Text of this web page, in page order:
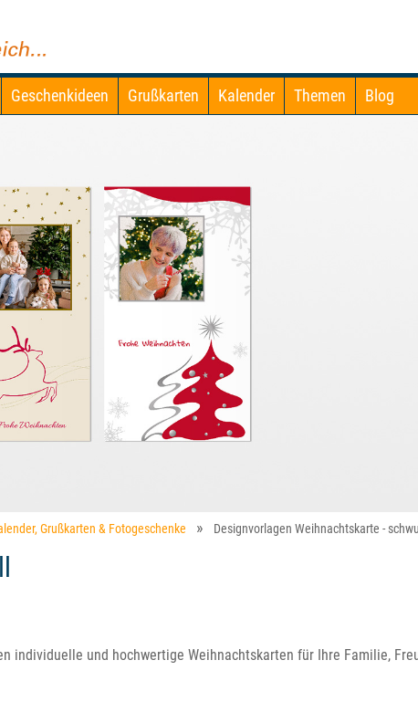
Geschenkideen Grußkarten Kalender Themen Blog
Grußkarten & Fotogeschenke Designvorlagen Weihnachtskarte -
individuelle und hochwertige Weihnachtskarten für Ihre Familie,